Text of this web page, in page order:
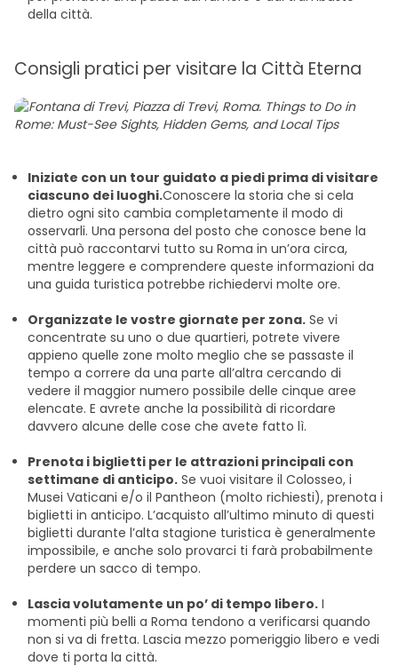
della città.
Consigli pratici per visitare la Città Eterna
Iniziate con un tour guidato a piedi prima di visitare
ciascuno dei luoghi.Conoscere la storia che si cela
dietro ogni sito cambia completamente il modo di
osservarli. Una persona del posto che conosce bene la
città può raccontarvi tutto su Roma in un’ora circa,
mentre leggere e comprendere queste informazioni da
una guida turistica potrebbe richiedervi molte ore.
Organizzate le vostre giornate per zona. Se vi
concentrate su uno o due quartieri, potrete vivere
appieno quelle zone molto meglio che se passaste il
tempo a correre da una parte all’altra cercando di
vedere il maggior numero possibile delle cinque aree
elencate. E avrete anche la possibilità di ricordare
davvero alcune delle cose che avete fatto lì.
Prenota i biglietti per le attrazioni principali con
settimane di anticipo. Se vuoi visitare il Colosseo, i
Musei Vaticani e/o il Pantheon (molto richiesti), prenota i
biglietti in anticipo. L’acquisto all’ultimo minuto di questi
biglietti durante l’alta stagione turistica è generalmente
impossibile, e anche solo provarci ti farà probabilmente
perdere un sacco di tempo.
Lascia volutamente un po’ di tempo libero. I
momenti più belli a Roma tendono a verificarsi quando
non si va di fretta. Lascia mezzo pomeriggio libero e vedi
dove ti porta la città.